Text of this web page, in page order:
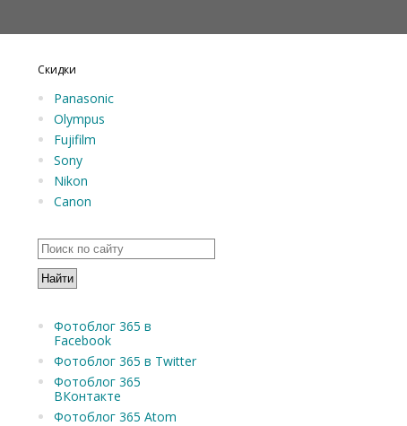
Скидки
Panasonic
Olympus
Fujifilm
Sony
Nikon
Canon
Фотоблог 365 в
Facebook
Фотоблог 365 в Twitter
Фотоблог 365
ВКонтакте
Фотоблог 365 Atom